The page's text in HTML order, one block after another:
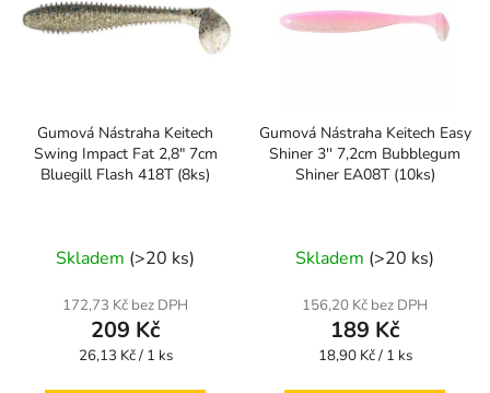
Gumová Nástraha Keitech
Swing Impact Fat 2,8" 7cm
Bluegill Flash 418T (8ks)
Skladem (>20 ks)
172,73 Kč bez DPH
209 Kč
Měrná
26,13 Kč / 1 ks
Gumová Nástraha Keitech Easy
Shiner 3'' 7,2cm Bubblegum
Shiner EA08T (10ks)
Skladem (>20 ks)
156,20 Kč bez DPH
189 Kč
Měrná
18,90 Kč / 1 ks